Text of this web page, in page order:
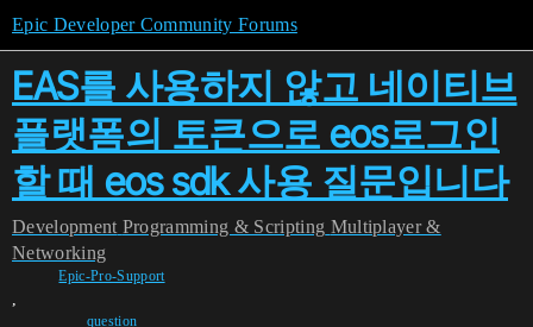
Epic Developer Community Forums
EAS를 사용하지 않고 네이티브
플랫폼의 토큰으로 eos로그인
할 때 eos sdk 사용 질문입니다
Development Programming & Scripting Multiplayer &
Networking
Epic-Pro-Support
,
question